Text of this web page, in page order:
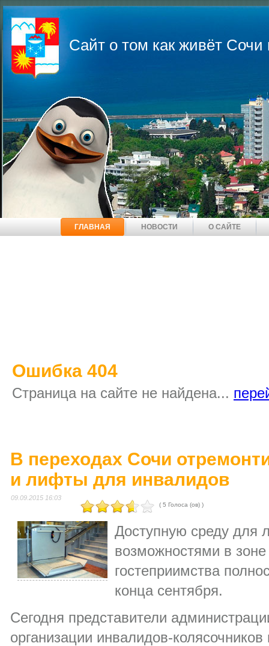
Сайт о том как живёт
ГЛАВНАЯ НОВОСТИ О САЙТЕ
Ошибка 404
Страница на сайте не найдена...
В переходах Сочи
и лифты для инвалидов
09.09.2015 16:03
( 5 Голоса (ов) )
Доступную среду для
возможностями в
гостеприимства
конца сентября.
Сегодня представители
организации инвалидов-